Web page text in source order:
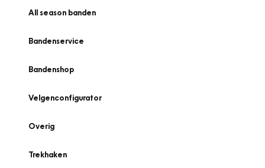
All season banden
Bandenservice
Bandenshop
Velgenconfigurator
Overig
Trekhaken